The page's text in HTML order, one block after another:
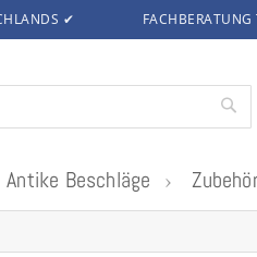
✔ FACHBERATUNG
Suche
Antike Beschläge